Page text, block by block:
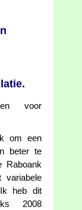
voor
om een
beter te
Raboank
variabele
heb dit
2008